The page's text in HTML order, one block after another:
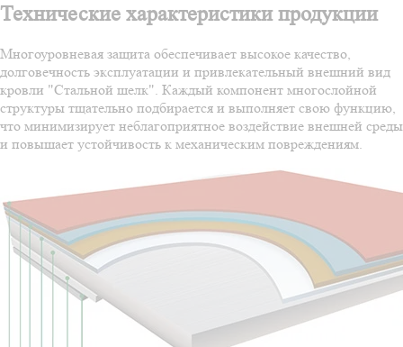
Технические характеристики продукции
Многоуровневая защита обеспечивает высокое качество,
долговечность эксплуатации и привлекательный внешний вид
кровли "Стальной шелк". Каждый компонент многослойной
структуры тщательно подбирается и выполняет свою функцию,
что минимизирует неблагоприятное воздействие внешней среды
и повышает устойчивость к механическим повреждениям.